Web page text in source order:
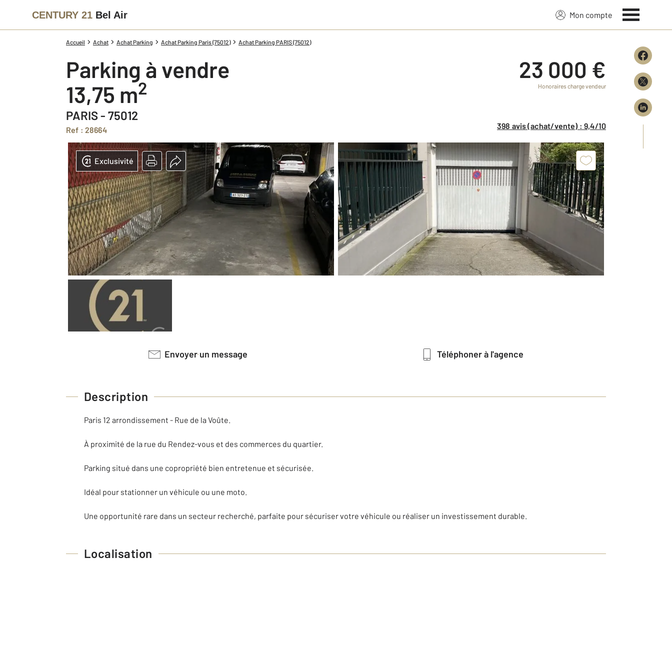
CENTURY 21 Bel Air Mon compte
Accueil Achat Achat Parking Achat Parking Paris (75012) Achat Parking PARIS (75012)
Parking à vendre
13,75 m2
PARIS - 75012
Ref : 28664
23 000 €
Honoraires charge vendeur
398 avis (achat/vente) : 9,4/10
Exclusivité
Envoyer un message Téléphoner à l'agence
Description
Paris 12 arrondissement - Rue de la Voûte.
À proximité de la rue du Rendez-vous et des commerces du quartier.
Parking situé dans une copropriété bien entretenue et sécurisée.
Idéal pour stationner un véhicule ou une moto.
Une opportunité rare dans un secteur recherché, parfaite pour sécuriser votre véhicule ou réaliser un investissement durable.
Localisation